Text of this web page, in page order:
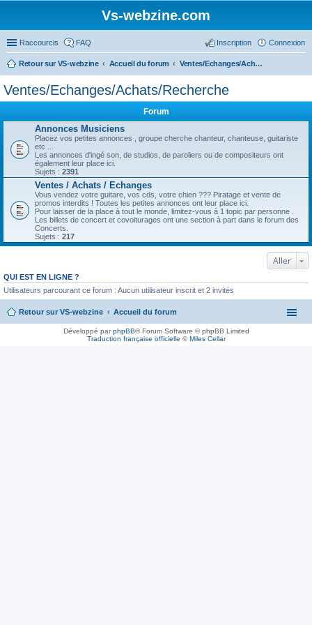
Vs-webzine.com
Raccourcis FAQ Connexion
Inscription
Retour sur VS-webzine Accueil du forum Ventes/Echanges/Achats/Recherche
Ventes/Echanges/Achats/Recherche
Forum
Annonces Musiciens
Placez vos petites annonces , groupe cherche chanteur, chanteuse, guitariste
etc ...
Les annonces d'ingé son, de studios, de paroliers ou de compositeurs ont
également leur place ici.
Sujets : 2391
Ventes / Achats / Echanges
Vous vendez votre guitare, vos cds, votre chien ??? Piratage et vente de
promos interdits ! Toutes les petites annonces ont leur place ici.
Pour laisser de la place à tout le monde, limitez-vous à 1 topic par personne .
Les billets de concert et covoiturages ont une section à part dans le forum des
Concerts.
Sujets : 217
Aller
QUI EST EN LIGNE ?
Utilisateurs parcourant ce forum : Aucun utilisateur inscrit et 2 invités
Retour sur VS-webzine Accueil du forum
Développé parphpBB® Forum Software © phpBB Limited
Traduction française officielle ©Miles Cellar